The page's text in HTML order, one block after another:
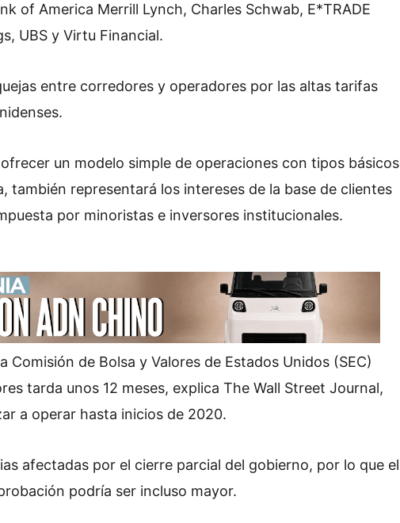
of America Merrill Lynch, Charles Schwab, E*TRADE
UBS y Virtu Financial.
entre corredores y operadores por las altas tarifas
un modelo simple de operaciones con tipos básicos
también representará los intereses de la base de clientes
por minoristas e inversores institucionales.
Comisión de Bolsa y Valores de Estados Unidos (SEC)
tarda unos 12 meses, explica The Wall Street Journal,
a operar hasta inicios de 2020.
afectadas por el cierre parcial del gobierno, por lo que el
podría ser incluso mayor.